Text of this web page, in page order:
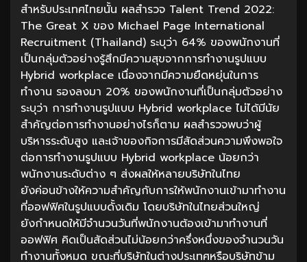
สำหรับประเทศไทยนั้น ผลสำรวจ Talent Trend 2022:
The Great X ของ Michael Page International
Recruitment (Thailand) ระบุว่า 64% ของพนักงานที่
เป็นกลุ่มตัวอย่างรู้สึกมีความสุขจากการทำงานรูปแบบ
Hybrid workplace เนื่องจากมีความยืดหยุ่นในการ
ทำงาน รองลงมา 20% ของพนักงานที่เป็นกลุ่มตัวอย่าง
ระบุว่า การทำงานรูปแบบ Hybrid workplace ไม่ได้มีนัย
สำคัญต่อการทำงานอย่างไรก็ตาม ผลสำรวจพบว่าผู้
บริหารระดับสูง และเจ้าของกิจการมีสัดส่วนความพึงพอใจ
ต่อการทำงานรูปแบบ Hybrid workplace น้อยกว่า
พนักงานระดับต่าง ๆ ส่งผลให้หลายบริษัทในไทย
ยังค่อนข้างให้ความสำคัญกับการให้พนักงานเข้ามาทำงาน
ที่ออฟฟิศในรูปแบบดั้งเดิม โดยบริษัทในไทยส่วนใหญ่
ยังกำหนดให้มีจำนวนวันที่พนักงานต้องเข้ามาทำงานที่
ออฟฟิศ คิดเป็นสัดส่วนไม่น้อยกว่าครึ่งหนึ่งของจำนวนวัน
ทำงานทั้งหมด ขณะที่บริษัทในต่างประเทศหรือบริษัทข้าม